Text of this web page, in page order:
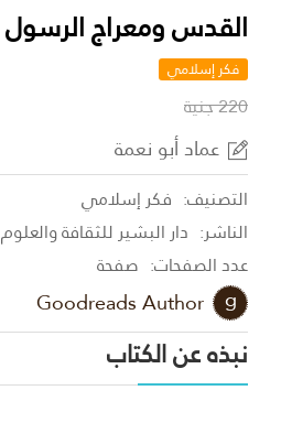
القدس ومعراج الرسول
فكر إسلامي
220 جنية
عماد أبو نعمة
التصنيف: فكر إسلامي
الناشر: دار البشير للثقافة والعلوم
عدد الصفحات: صفحة
Goodreads Author
نبذه عن الكتاب